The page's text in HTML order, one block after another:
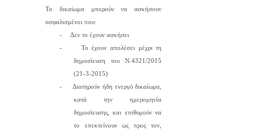
Το δικαίωμα μπορούν να ασκήσουν
ασφαλισμένοι που:
-
Δεν το έχουν ασκήσει
-
Το έχουν απολέσει μέχρι τη
δημοσίευση του Ν.4321/2015
(21-3-2015)
-
Διατηρούν ήδη ενεργό δικαίωμα,
κατά την ημερομηνία
δημοσίευσης, και επιθυμούν να
το επεκτείνουν ως προς τον,